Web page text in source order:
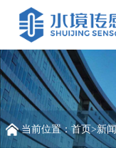
当前位置：首页>新